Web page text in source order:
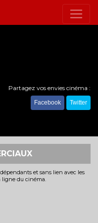
Partagez vos envies cinéma :
Facebook Twitter
et sans lien avec les
ligne du cinéma.